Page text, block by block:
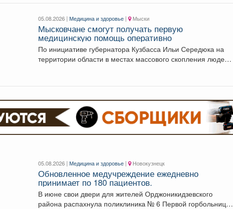
05.08.2026 | Медицина и здоровье | Мыски
Мысковчане смогут получать первую
медицинскую помощь оперативно
По инициативе губернатора Кузбасса Ильи Середюка на
территории области в местах массового скопления людей
05.08.2026 | Медицина и здоровье | Новокузнецк
Обновленное медучреждение ежедневно
принимает по 180 пациентов.
В июне свои двери для жителей Орджоникидзевского
района распахнула поликлиника № 6 Первой горбольницы.